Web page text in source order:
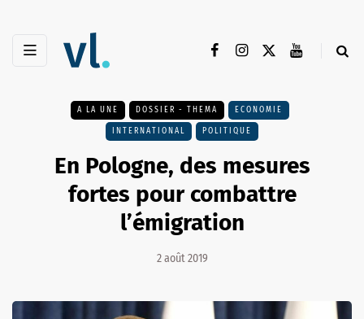
A LA UNE DOSSIER - THEMA ECONOMIE
INTERNATIONAL POLITIQUE
En Pologne, des mesures
fortes pour combattre
l’émigration
2 août 2019